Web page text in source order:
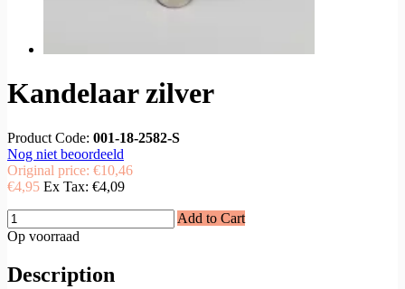
Kandelaar zilver
Product Code: 001-18-2582-S
Nog niet beoordeeld
Original price: €10,46
€4,95 Ex Tax: €4,09
Add to Cart
Op voorraad
Description